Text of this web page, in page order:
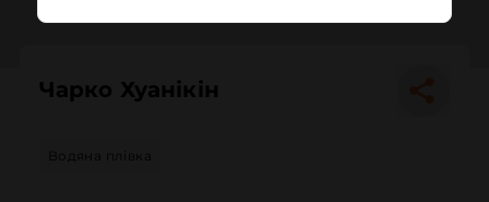
Чарко Хуанікін
Водяна плівка